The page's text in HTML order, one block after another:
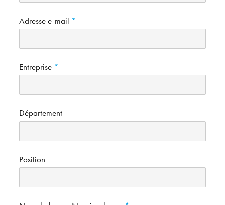
Adresse e-mail
Entreprise
Département
Position